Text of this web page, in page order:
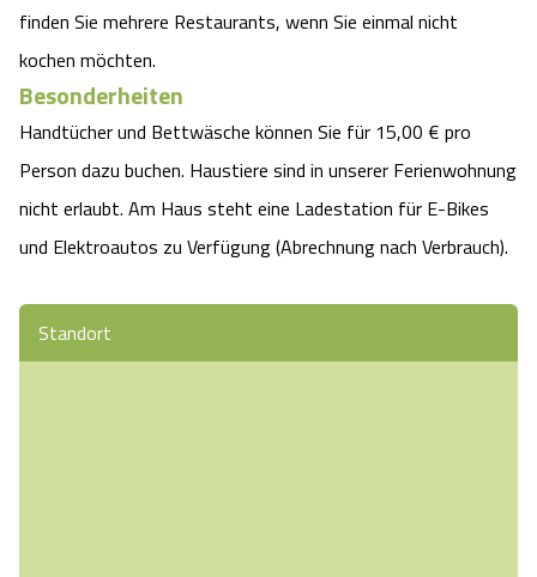
finden Sie mehrere Restaurants, wenn Sie einmal nicht
kochen möchten.
Besonderheiten
Handtücher und Bettwäsche können Sie für 15,00 € pro
Person dazu buchen. Haustiere sind in unserer Ferienwohnung
nicht erlaubt. Am Haus steht eine Ladestation für E-Bikes
und Elektroautos zu Verfügung (Abrechnung nach Verbrauch).
Standort